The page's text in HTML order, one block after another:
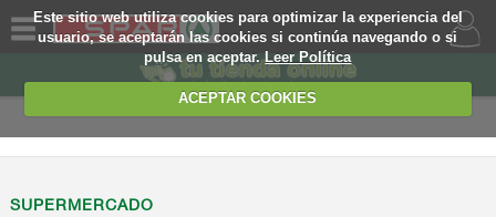
Este sitio web utiliza cookies para optimizar la experiencia del
usuario, se aceptarán las cookies si continúa navegando o si
pulsa en aceptar.Leer Política
ACEPTAR COOKIES
SOMOS
SUPERMERCADO